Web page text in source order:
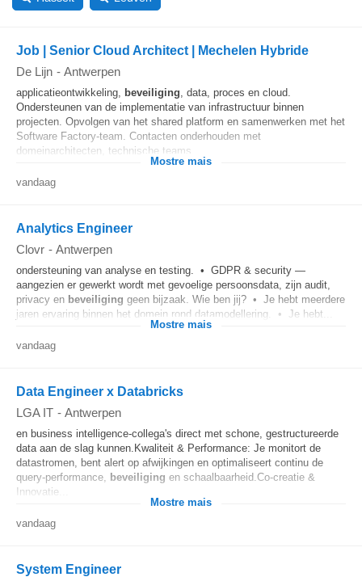
Job | Senior Cloud Architect | Mechelen Hybride
De Lijn - Antwerpen
applicatieontwikkeling, beveiliging, data, proces en cloud.
Ondersteunen van de implementatie van infrastructuur binnen
projecten. Opvolgen van het shared platform en samenwerken met het
Software Factory-team. Contacten onderhouden met
domeinarchitecten, technische teams...
Mostre mais
vandaag
Analytics Engineer
Clovr - Antwerpen
ondersteuning van analyse en testing. • GDPR & security —
aangezien er gewerkt wordt met gevoelige persoonsdata, zijn audit,
privacy en beveiliging geen bijzaak. Wie ben jij? • Je hebt meerdere
jaren ervaring binnen het domein rond datamodellering. • Je hebt...
Mostre mais
vandaag
Data Engineer x Databricks
LGA IT - Antwerpen
en business intelligence-collega's direct met schone, gestructureerde
data aan de slag kunnen.Kwaliteit & Performance: Je monitort de
datastromen, bent alert op afwijkingen en optimaliseert continu de
query-performance, beveiliging en schaalbaarheid.Co-creatie &
Innovatie...
Mostre mais
vandaag
System Engineer